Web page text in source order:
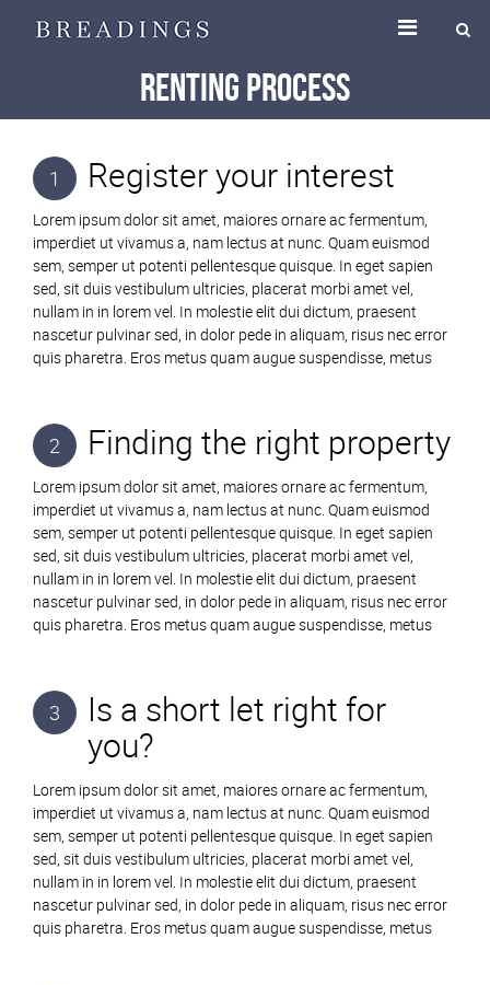
Renting Process
1 Register your interest
Lorem ipsum dolor sit amet, maiores ornare ac fermentum,
imperdiet ut vivamus a, nam lectus at nunc. Quam euismod
sem, semper ut potenti pellentesque quisque. In eget sapien
sed, sit duis vestibulum ultricies, placerat morbi amet vel,
nullam in in lorem vel. In molestie elit dui dictum, praesent
nascetur pulvinar sed, in dolor pede in aliquam, risus nec error
quis pharetra. Eros metus quam augue suspendisse, metus
2 Finding the right property
Lorem ipsum dolor sit amet, maiores ornare ac fermentum,
imperdiet ut vivamus a, nam lectus at nunc. Quam euismod
sem, semper ut potenti pellentesque quisque. In eget sapien
sed, sit duis vestibulum ultricies, placerat morbi amet vel,
nullam in in lorem vel. In molestie elit dui dictum, praesent
nascetur pulvinar sed, in dolor pede in aliquam, risus nec error
quis pharetra. Eros metus quam augue suspendisse, metus
3
Is a short let right for
you?
Lorem ipsum dolor sit amet, maiores ornare ac fermentum,
imperdiet ut vivamus a, nam lectus at nunc. Quam euismod
sem, semper ut potenti pellentesque quisque. In eget sapien
sed, sit duis vestibulum ultricies, placerat morbi amet vel,
nullam in in lorem vel. In molestie elit dui dictum, praesent
nascetur pulvinar sed, in dolor pede in aliquam, risus nec error
quis pharetra. Eros metus quam augue suspendisse, metus